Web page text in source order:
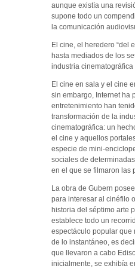
aunque existía una
supone todo un
la comunicación
El cine, el heredero “del
hasta mediados de los
industria
El cine en sala y el cine
sin embargo, Internet ha
entretenimiento han
transformación de la
cinematográfica: un
el cine y aquellos
especie de mini-
sociales de
en el que se filmaron las
La obra de Gubern
para interesar al cinéfilo
historia del séptimo arte
establece todo un
espectáculo popular que
de lo instantáneo, es
que llevaron a cabo
inicialmente, se exhibía